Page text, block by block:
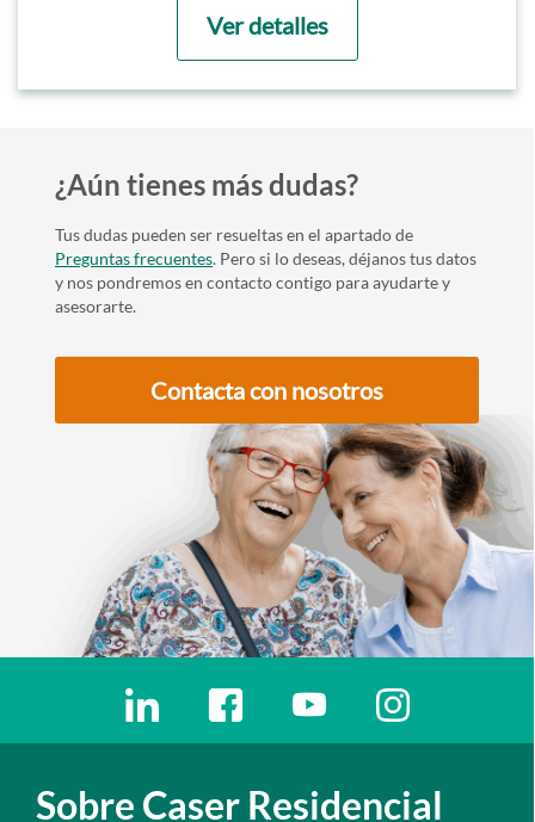
Ver detalles
¿Aún tienes más dudas?
Tus dudas pueden ser resueltas en el apartado de
Preguntas frecuentes. Pero si lo deseas, déjanos tus datos
y nos pondremos en contacto contigo para ayudarte y
asesorarte.
Contacta con nosotros
Ir a a la red social. Abre ventana nueva
Ir a a la red social. Abre ventana
Ir a a la red social. Abre
Ir a a la red
Sobre Caser Residencial